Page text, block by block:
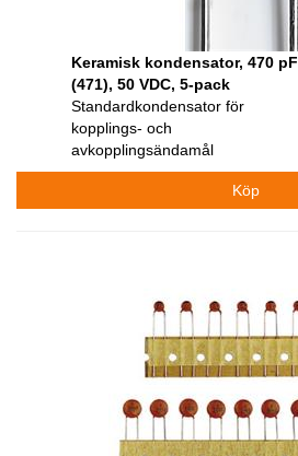
Keramisk kondensator, 470 pF
(471), 50 VDC, 5-pack
Standardkondensator för
kopplings- och
avkopplingsändamål